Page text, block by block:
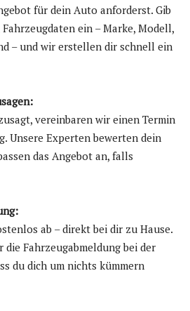
für dein Auto anforderst. Gib
ein – Marke, Modell,
– und wir erstellen dir schnell ein
vereinbaren wir einen Termin
Unsere Experten bewerten dein
das Angebot an, falls
ab – direkt bei dir zu Hause.
die Fahrzeugabmeldung bei der
du dich um nichts kümmern